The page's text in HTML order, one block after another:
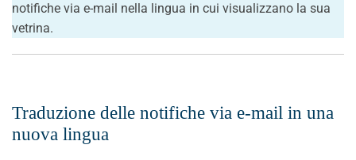
notifiche via e-mail nella lingua in cui visualizzano la sua
vetrina.
Traduzione delle notifiche via e-mail in una
nuova lingua